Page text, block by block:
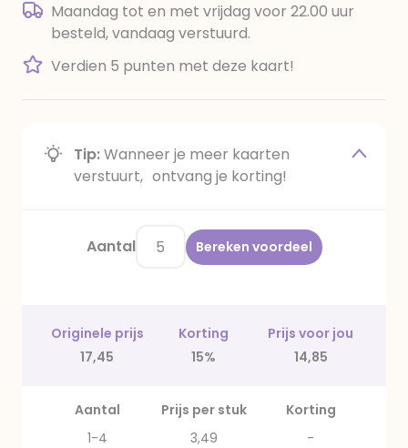
Maandag tot en met vrijdag voor 22.00 uur
besteld, vandaag verstuurd.
Verdien 5 punten met deze kaart!
Tip:Wanneer je meer kaarten
verstuurt, ontvang je korting!
Aantal Bereken voordeel
Originele prijs Korting
Prijs voor jou
17,45
15% 14,85
Aantal Prijs per stuk
Korting
1-4
3,49
-